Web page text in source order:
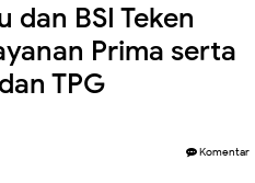
dan BSI Teken
Prima serta
TPG
Komentar